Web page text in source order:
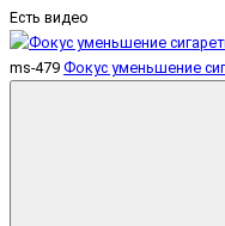
Есть видео
ms-479 Фокус уменьшение